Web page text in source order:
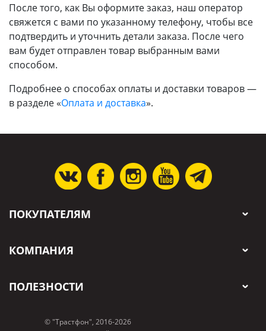
После того, как Вы оформите заказ, наш оператор
свяжется с вами по указанному телефону, чтобы все
подтвердить и уточнить детали заказа. После чего
вам будет отправлен товар выбранным вами
способом.
Подробнее о способах оплаты и доставки товаров —
в разделе «Оплата и доставка».
ПОКУПАТЕЛЯМ
КОМПАНИЯ
ПОЛЕЗНОСТИ
© "Трастфон", 2016-2026